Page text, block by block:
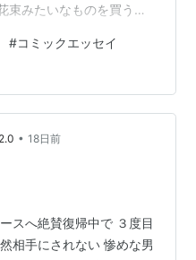
束みたいなものを買うよ
ったらしい。同じ基準
いえば当然である。 同
が、もう少し言い方って
はウキーッとなったが、
れていたのでガッカリ
母とはあまり仲が良…
#コミックエッセイ
• 18日前